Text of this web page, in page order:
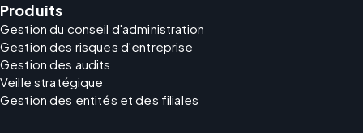
Produits
Gestion du conseil d'administration
Gestion des risques d'entreprise
Gestion des audits
Veille stratégique
Gestion des entités et des filiales